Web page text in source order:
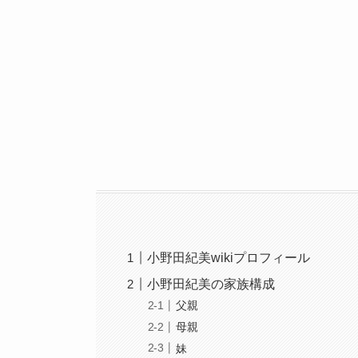
小野田紀美wikiプロフィール
小野田紀美の家族構成
父親
母親
妹